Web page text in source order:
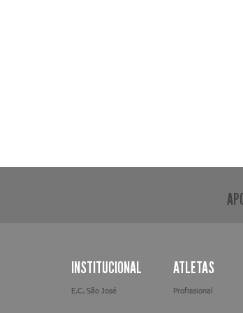
INSTITUCIONAL
E.C. São José
ATLETAS
Profissional